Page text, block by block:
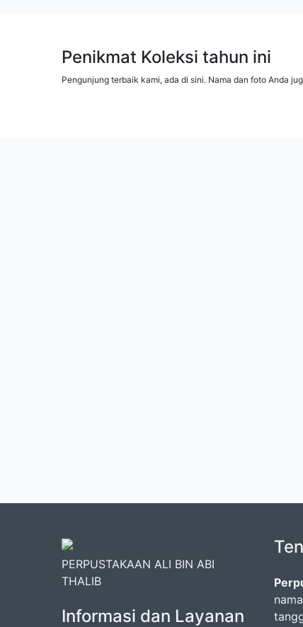
Penikmat Koleksi tahun ini
Pengunjung terbaik kami, ada di sini. Nama dan foto Anda
PERPUSTAKAAN ALI BIN ABI
THALIB
Informasi dan Layanan